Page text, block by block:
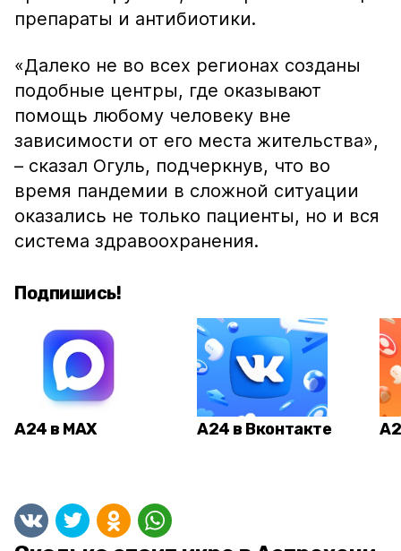
препараты и антибиотики.
«Далеко не во всех регионах созданы
подобные центры, где оказывают
помощь любому человеку вне
зависимости от его места жительства»,
– сказал Огуль, подчеркнув, что во
время пандемии в сложной ситуации
оказались не только пациенты, но и вся
система здравоохранения.
Подпишись!
А24 в MAX А24 в Вконтакте